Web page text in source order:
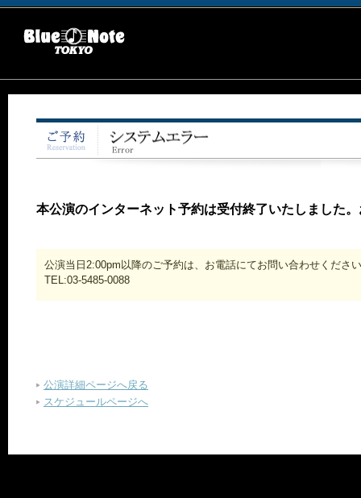
本公演のインターネット予約は受付終了いたしました
公演当日2:00pm以降のご予約は、お電話にてお問い合わせくださ
TEL:03-5485-0088
公演詳細ページへ戻る
スケジュールページへ